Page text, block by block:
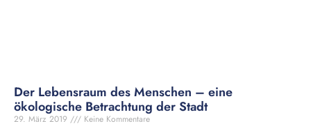
Der Lebensraum des Menschen – eine
ökologische Betrachtung der Stadt
29. März 2019 Keine Kommentare